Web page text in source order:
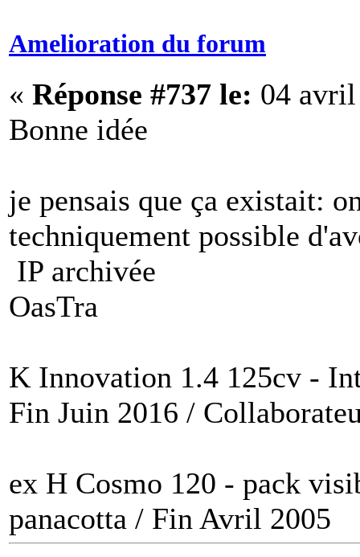
Amelioration du forum
« Réponse #737 le: 04
Bonne idée
je pensais que ça existait:
techniquement possible
IP archivée
OasTra
K Innovation 1.4 125cv -
Fin Juin 2016 /
ex H Cosmo 120 - pack
panacotta / Fin Avril 2005